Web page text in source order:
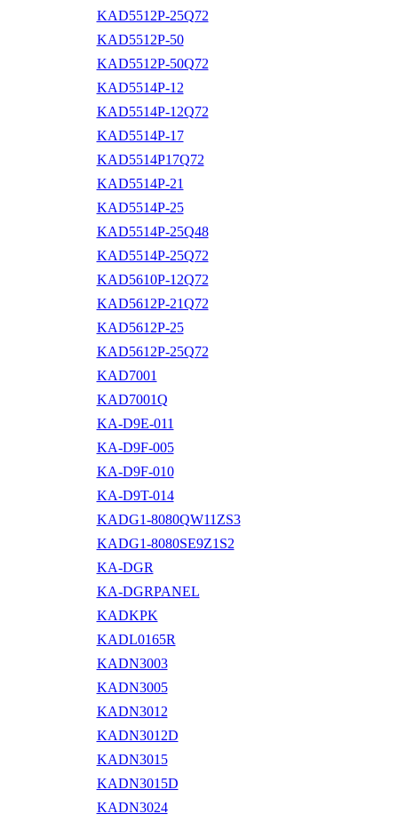
KAD5512P-25Q72
KAD5512P-50
KAD5512P-50Q72
KAD5514P-12
KAD5514P-12Q72
KAD5514P-17
KAD5514P17Q72
KAD5514P-21
KAD5514P-25
KAD5514P-25Q48
KAD5514P-25Q72
KAD5610P-12Q72
KAD5612P-21Q72
KAD5612P-25
KAD5612P-25Q72
KAD7001
KAD7001Q
KA-D9E-011
KA-D9F-005
KA-D9F-010
KA-D9T-014
KADG1-8080QW11ZS3
KADG1-8080SE9Z1S2
KA-DGR
KA-DGRPANEL
KADKPK
KADL0165R
KADN3003
KADN3005
KADN3012
KADN3012D
KADN3015
KADN3015D
KADN3024